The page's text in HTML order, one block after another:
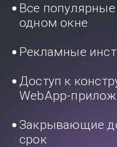
Все
одном окне
Рекламные
Доступ к
WebApp-
Закрывающие
срок